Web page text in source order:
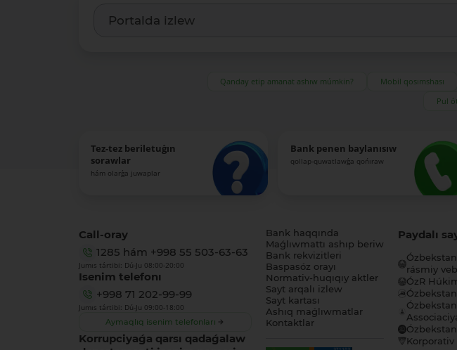
Qanday etip amanat ashıw múmkin? Mobil qosımshası
Pul
Tez-tez beriletuǵın
sorawlar
hám olarǵa juwaplar
Bank penen baylanısıw
qollap-quwatlawǵa qońıraw
Call-oray
1285 hám +998 55 503-63-63
Jumıs tártibi: Dú-Ju 08:00-20:00
Isenim telefonı
+998 71 202-99-99
Jumıs tártibi: Dú-Ju 09:00-18:00
Aymaqlıq isenim telefonları
Korrupciyaǵa qarsı qadaǵalaw
Bank haqqında
Maǵlıwmattı ashıp beriw
Bank rekvizitleri
Baspasóz orayı
Normativ-huqıqıy aktler
Sayt arqalı izlew
Sayt kartası
Ashıq maǵlıwmatlar
Kontaktlar
Paydalı
rásmiy
ÓzR